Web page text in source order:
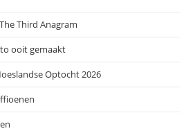
Third Anagram
ooit gemaakt
Optocht 2026